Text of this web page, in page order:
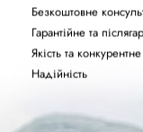
Безкоштовне
Гарантійне та
Якість та
Надійність